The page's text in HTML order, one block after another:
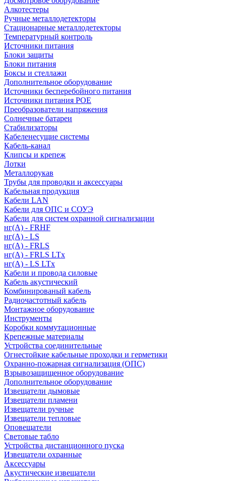
Алкотестеры
Ручные металлодетекторы
Стационарные металлодетекторы
Температурный контроль
Источники питания
Блоки защиты
Блоки питания
Боксы и стеллажи
Дополнительное оборудование
Источники бесперебойного питания
Источники питания POE
Преобразователи напряжения
Солнечные батареи
Стабилизаторы
Кабеленесущие системы
Кабель-канал
Клипсы и крепеж
Лотки
Металлорукав
Трубы для проводки и аксессуары
Кабельная продукция
Кабели LAN
Кабели для ОПС и СОУЭ
Кабели для систем охранной сигнализации
нг(A) - FRHF
нг(A) - LS
нг(А) - FRLS
нг(А) - FRLS LTx
нг(А) - LS LTx
Кабели и провода силовые
Кабель акустический
Комбинированый кабель
Радиочастотный кабель
Монтажное оборудование
Инструменты
Коробки коммутационные
Крепежные материалы
Устройства соединительные
Огнестойкие кабельные проходки и герметики
Охранно-пожарная сигнализация (ОПС)
Взрывозащищенное оборудование
Дополнительное оборудование
Извещатели дымовые
Извещатели пламени
Извещатели ручные
Извещатели тепловые
Оповещатели
Световые табло
Устройства дистанционного пуска
Извещатели охранные
Аксессуары
Акустические извещатели